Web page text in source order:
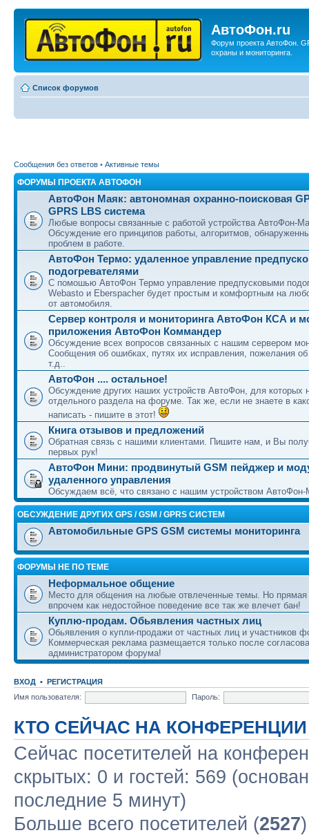
АвтоФон.ru
Форум проекта АвтоФон.
охраны и мониторинга.
Список форумов
Сообщения без ответов • Активные темы
ФОРУМЫ ПРОЕКТА АВТОФОН
АвтоФон Маяк: автономная охранно-поисковая
GPRS LBS система
Любые вопросы связанные с работой устройства АвтоФон-
Обсуждение его принципов работы, алгоритмов,
проблем в работе.
АвтоФон Термо: удаленное управление
подогревателями
С помошью АвтоФон Термо управление предпусковыми
Webasto и Eberspacher будет простым и комфортным на
от автомобиля.
Сервер контроля и мониторинга АвтоФон КСА и
приложения АвтоФон Коммандер
Обсуждение всех вопросов связанных с нашим сервером
Сообщения об ошибках, путях их исправления, пожелания
т.д..
АвтоФон .... остальное!
Обсуждение других наших устройств АвтоФон, для которых
отдельного раздела на форуме. Так же, если не знаете в
написать - пишите в этот!
Книга отзывов и предложений
Обратная связь с нашими клиентами. Пишите нам, и Вы
первых рук!
АвтоФон Мини: продвинутый GSM пейджер и
удаленного управления
Обсуждаем всё, что связано с нашим устройством
ОБСУЖДЕНИЕ ДРУГИХ GPS / GSM / GPRS СИСТЕМ
Автомобильные GPS GSM системы мониторинга
ФОРУМЫ НЕ ПО ТЕМЕ
Неформальное общение
Место для общения на любые отвлеченные темы. Но прямая
впрочем как недостойное поведение все так же влечет бан!
Куплю-продам. Обьявления частных лиц
Обьявления о купли-продажи от частных лиц и участников
Коммерческая реклама размещается только после
администратором форума!
ВХОД • РЕГИСТРАЦИЯ
Имя пользователя:
Пароль:
КТО СЕЙЧАС НА КОНФЕРЕНЦИИ
Сейчас посетителей на
скрытых: 0 и гостей: 569
последние 5 минут)
Больше всего посетителей (2527